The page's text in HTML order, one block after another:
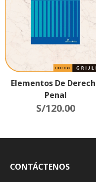
Elementos De
Penal
S/120.00
CONTÁCTENOS